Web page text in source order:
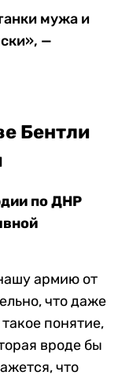
мужа и
—
Бентли
по ДНР
армию от
что даже
понятие,
вроде бы
что